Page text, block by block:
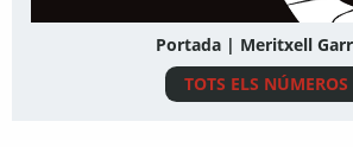
Portada | Meritxell
TOTS ELS NÚMEROS